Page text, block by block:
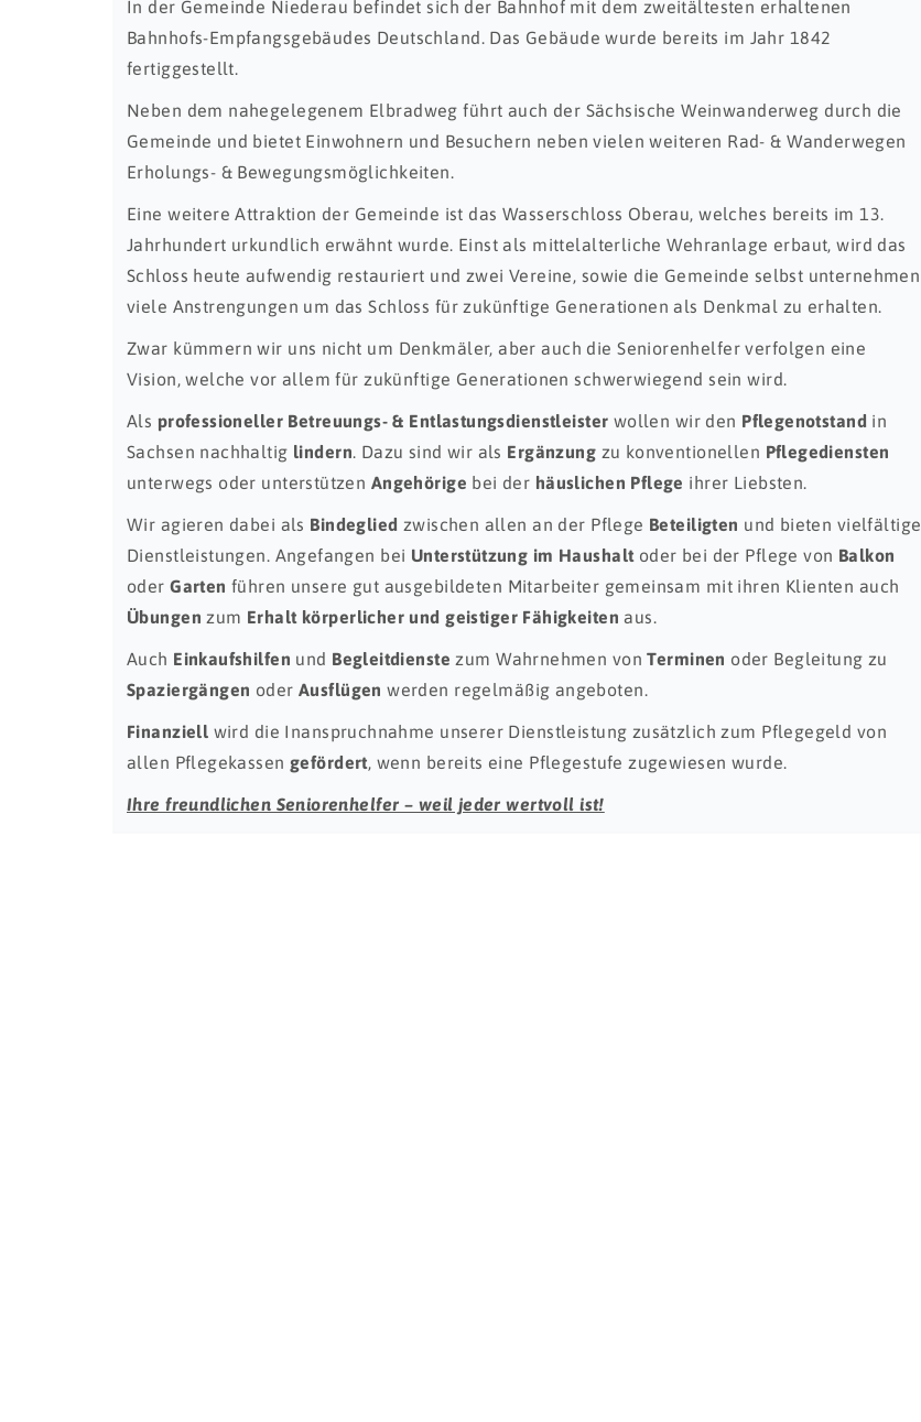
In der Gemeinde Niederau befindet sich der Bahnhof mit dem zweitältesten erhaltenen
Bahnhofs-Empfangsgebäudes Deutschland. Das Gebäude wurde bereits im Jahr 1842
fertiggestellt.
Neben dem nahegelegenem Elbradweg führt auch der Sächsische Weinwanderweg durch die
Gemeinde und bietet Einwohnern und Besuchern neben vielen weiteren Rad- & Wanderwegen
Erholungs- & Bewegungsmöglichkeiten.
Eine weitere Attraktion der Gemeinde ist das Wasserschloss Oberau, welches bereits im 13.
Jahrhundert urkundlich erwähnt wurde. Einst als mittelalterliche Wehranlage erbaut, wird das
Schloss heute aufwendig restauriert und zwei Vereine, sowie die Gemeinde selbst unternehmen
viele Anstrengungen um das Schloss für zukünftige Generationen als Denkmal zu erhalten.
Zwar kümmern wir uns nicht um Denkmäler, aber auch die Seniorenhelfer verfolgen eine
Vision, welche vor allem für zukünftige Generationen schwerwiegend sein wird.
Als professioneller Betreuungs- & Entlastungsdienstleister wollen wir den Pflegenotstand in
Sachsen nachhaltig lindern. Dazu sind wir als Ergänzung zu konventionellen Pflegediensten
unterwegs oder unterstützen Angehörige bei der häuslichen Pflege ihrer Liebsten.
Wir agieren dabei als Bindeglied zwischen allen an der Pflege Beteiligten und bieten vielfältige
Dienstleistungen. Angefangen bei Unterstützung im Haushaltoder bei der Pflege von Balkon
oderGarten führen unsere gut ausgebildeten Mitarbeiter gemeinsam mit ihren Klienten auch
Übungen zum Erhalt körperlicher und geistiger Fähigkeiten aus.
Auch Einkaufshilfen und Begleitdienste zum Wahrnehmen vonTerminen oder Begleitung zu
Spaziergängen oder Ausflügen werden regelmäßig angeboten.
Finanziell wird die Inanspruchnahme unserer Dienstleistung zusätzlich zum Pflegegeld von
allen Pflegekassen gefördert, wenn bereits eine Pflegestufe zugewiesen wurde.
Ihre freundlichen Seniorenhelfer – weil jeder wertvoll ist!